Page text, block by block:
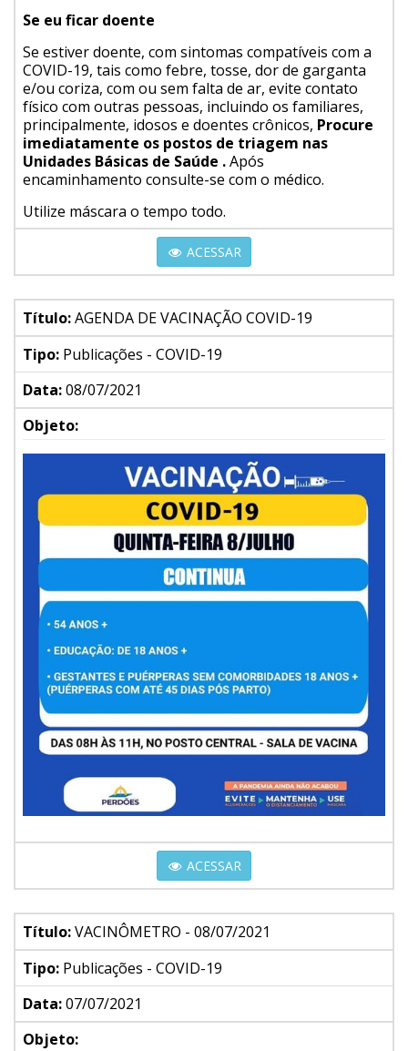
Se eu ficar doente
Se estiver doente, com sintomas compatíveis com a
COVID-19, tais como febre, tosse, dor de garganta
e/ou coriza, com ou sem falta de ar, evite contato
físico com outras pessoas, incluindo os familiares,
principalmente, idosos e doentes crônicos, Procure
imediatamente os postos de triagem nas
Unidades Básicas de Saúde .Após
encaminhamento consulte-se com o médico.
Utilize máscara o tempo todo.
ACESSAR
Título:AGENDA DE VACINAÇÃO COVID-19
Tipo: Publicações - COVID-19
Data:08/07/2021
Objeto:
ACESSAR
Título:VACINÔMETRO - 08/07/2021
Tipo: Publicações - COVID-19
Data:07/07/2021
Objeto: